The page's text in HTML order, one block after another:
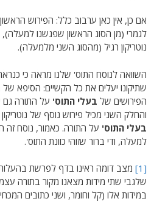
אם כן, אין כאן ערבוב כלל: הפירוש
לגמרי (מן הסוג הראשון שפגשנו למעלה),
נוטריקון רגיל (מהסוג השני מלמעלה).
השוואה לנוסח התוס' שלנו מראה כי
שתיקונו יעלים את כל הקשיים: הסיפא
הפירושים של בעלי התוס' על התורה גם
והחלק השני מכיל פירוש נוסף של
בעלי התוס' על התורה. כאמור, נוסח זה
למעלה, ודי ברור שזוהי כוונת התוס'.
[1]
מצב דומה ראינו בדף לפרשת
שלגבי שתי מידות מצאנו מקור בתורה
במידות אלו (קל וחומר, ושני כתובים